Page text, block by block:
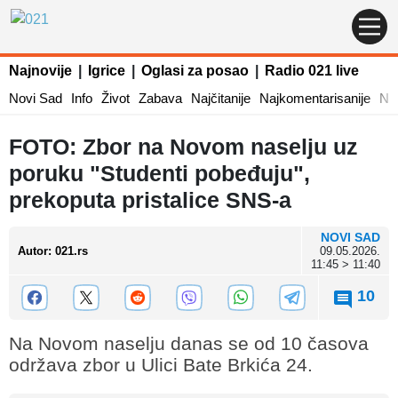
Najnovije Igrice Oglasi za posao
Radio 021 live
Novi Sad
Info Život Zabava Najčitanije Najkomentarisanije
FOTO: Zbor na Novom naselju uz
poruku "Studenti pobeđuju",
prekoputa pristalice SNS-a
Autor: 021.rs
NOVI SAD
09.05.2026.
11:45 > 11:40
10
Na Novom naselju danas se od 10 časova
održava zbor u Ulici Bate Brkića 24.